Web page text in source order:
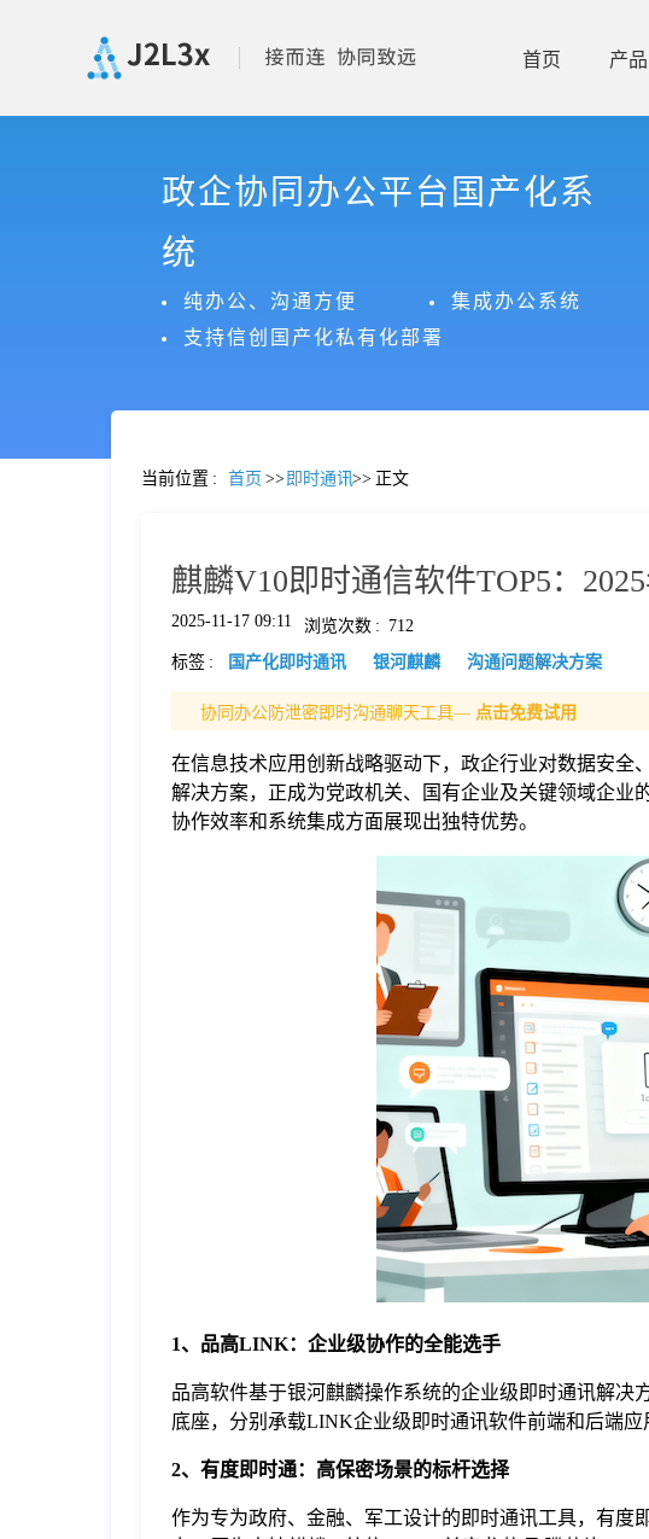
首页 产品
政企协同办公平台国产化系
统
纯办公、沟通方便
集成办公系统
支持信创国产化私有化部署
当前位置 : 首页 >> 即时通讯>> 正文
麒麟V10即时通信软件TOP5：
2025-11-17 09:11 浏览次数 : 712
标签 : 国产化即时通讯 银河麒麟 沟通问题解决方案
协同办公防泄密即时沟通聊天工具— 点击免费试用
在信息技术应用创新战略驱动下，政企行业对数据安全
解决方案，正成为党政机关、国有企业及关键领域企业
协作效率和系统集成方面展现出独特优势。
1、品高LINK：企业级协作的全能选手
品高软件基于银河麒麟操作系统的企业级即时通讯解决
底座，分别承载LINK企业级即时通讯软件前端和后端应
2、有度即时通：高保密场景的标杆选择
作为专为政府、金融、军工设计的即时通讯工具，有度